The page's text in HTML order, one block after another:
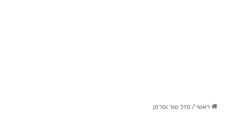
ראשי / מזל שור וסרטן